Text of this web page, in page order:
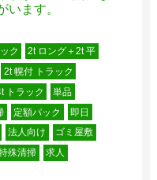
います。
ク
2t ロング＋2t 平
2t 幌付 トラック
トラック
単品
定額パック
即日
法人向け
ゴミ屋敷
殊清掃 求人